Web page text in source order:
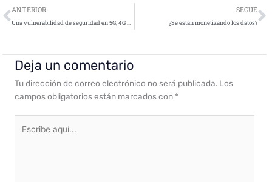
Ant
ANTERIOR
Una vulnerabilidad de seguridad en 5G, 4G y 3G podría exponer la localización de los usuarios
SEGUE
¿Se están monetizando los datos?
Deja un comentario
Tu dirección de correo electrónico no será publicada. Los
campos obligatorios están marcados con *
aquí...